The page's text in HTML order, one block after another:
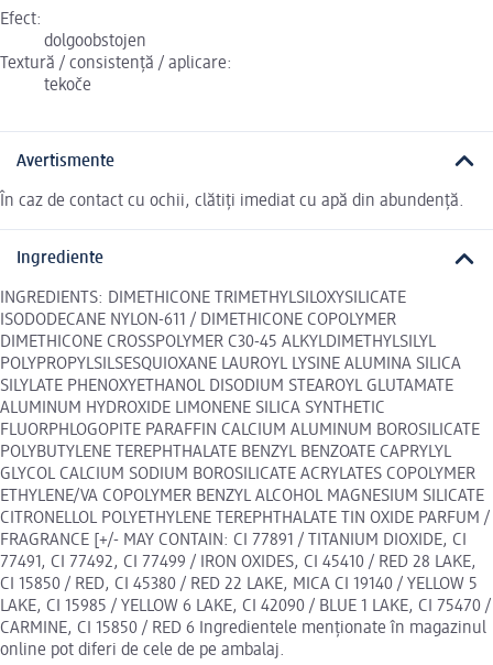
Efect:
dolgoobstojen
Textură / consistență / aplicare:
tekoče
Avertismente
În caz de contact cu ochii, clătiți imediat cu apă din abundență.
Ingrediente
INGREDIENTS: DIMETHICONE TRIMETHYLSILOXYSILICATE
ISODODECANE NYLON-611 / DIMETHICONE COPOLYMER
DIMETHICONE CROSSPOLYMER C30-45 ALKYLDIMETHYLSILYL
POLYPROPYLSILSESQUIOXANE LAUROYL LYSINE ALUMINA SILICA
SILYLATE PHENOXYETHANOL DISODIUM STEAROYL GLUTAMATE
ALUMINUM HYDROXIDE LIMONENE SILICA SYNTHETIC
FLUORPHLOGOPITE PARAFFIN CALCIUM ALUMINUM BOROSILICATE
POLYBUTYLENE TEREPHTHALATE BENZYL BENZOATE CAPRYLYL
GLYCOL CALCIUM SODIUM BOROSILICATE ACRYLATES COPOLYMER
ETHYLENE/VA COPOLYMER BENZYL ALCOHOL MAGNESIUM SILICATE
CITRONELLOL POLYETHYLENE TEREPHTHALATE TIN OXIDE PARFUM /
FRAGRANCE [+/- MAY CONTAIN: CI 77891 / TITANIUM DIOXIDE, CI
77491, CI 77492, CI 77499 / IRON OXIDES, CI 45410 / RED 28 LAKE,
CI 15850 / RED, CI 45380 / RED 22 LAKE, MICA CI 19140 / YELLOW 5
LAKE, CI 15985 / YELLOW 6 LAKE, CI 42090 / BLUE 1 LAKE, CI 75470 /
CARMINE, CI 15850 / RED 6 Ingredientele menționate în magazinul
online pot diferi de cele de pe ambalaj.